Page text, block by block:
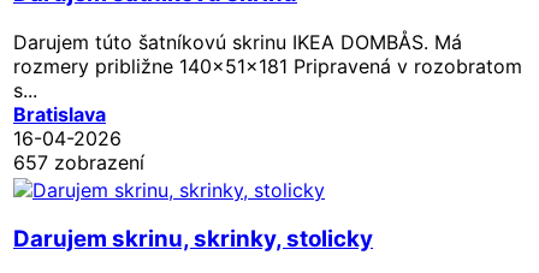
Darujem túto šatníkovú skrinu IKEA DOMBÅS. Má
rozmery približne 140x51x181 Pripravená v rozobratom
s...
Bratislava
16-04-2026
657 zobrazení
Darujem skrinu, skrinky, stolicky